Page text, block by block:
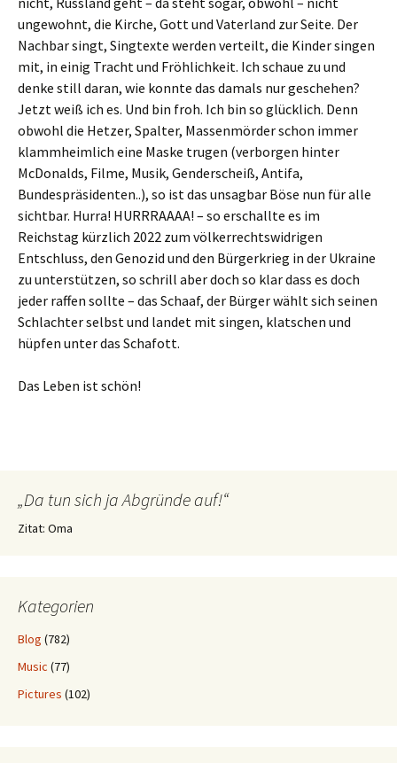
ungewohnt, die Kirche, Gott und Vaterland zur Seite. Der
Nachbar singt, Singtexte werden verteilt, die Kinder singen
mit, in einig Tracht und Fröhlichkeit. Ich schaue zu und
denke still daran, wie konnte das damals nur geschehen?
Jetzt weiß ich es. Und bin froh. Ich bin so glücklich. Denn
obwohl die Hetzer, Spalter, Massenmörder schon immer
klammheimlich eine Maske trugen (verborgen hinter
McDonalds, Filme, Musik, Genderscheiß, Antifa,
Bundespräsidenten..), so ist das unsagbar Böse nun für alle
sichtbar. Hurra! HURRRAAAA! – so erschallte es im
Reichstag kürzlich 2022 zum völkerrechtswidrigen
Entschluss, den Genozid und den Bürgerkrieg in der Ukraine
zu unterstützen, so schrill aber doch so klar dass es doch
jeder raffen sollte – das Schaaf, der Bürger wählt sich seinen
Schlachter selbst und landet mit singen, klatschen und
hüpfen unter das Schafott.
Das Leben ist schön!
„Da tun sich ja Abgründe auf!“
Zitat: Oma
Kategorien
Blog (782)
Music (77)
Pictures (102)